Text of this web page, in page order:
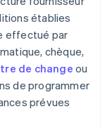
établies
effectué par
chèque,
de changeou
de programmer
prévues